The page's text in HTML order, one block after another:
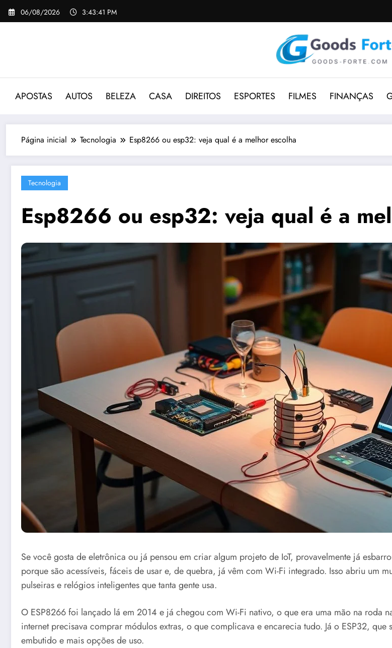
Pular
para
06/08/2026 3:43:42 PM
APOSTAS AUTOS BELEZA CASA DIREITOS ESPORTES FILMES FINANÇAS
Página inicial Tecnologia Esp8266 ou esp32: veja qual é a melhor escolha
Tecnologia
Esp8266 ou esp32: veja qual é a
Se você gosta de eletrônica ou já pensou em criar algum projeto de IoT, provavelmente já
porque são acessíveis, fáceis de usar e, de quebra, já vêm com Wi-Fi integrado. Isso abriu um
pulseiras e relógios inteligentes que tanta gente usa.
O ESP8266 foi lançado lá em 2014 e já chegou com Wi-Fi nativo, o que era uma mão na roda
internet precisava comprar módulos extras, o que complicava e encarecia tudo. Já o ESP32,
embutido e mais opções de uso.